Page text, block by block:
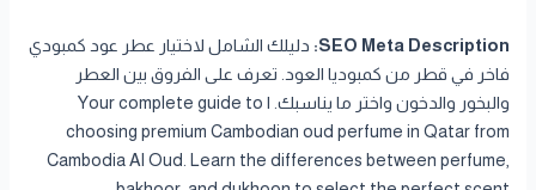
SEO Meta Description: دليلك الشامل لاختيار عطر عود كمبودي
فاخر في قطر من كمبوديا العود. تعرف على الفروق بين العطر
والبخور والدخون واختر ما يناسبك. | Your complete guide to
choosing premium Cambodian oud perfume in Qatar from
Cambodia Al Oud. Learn the differences between perfume,